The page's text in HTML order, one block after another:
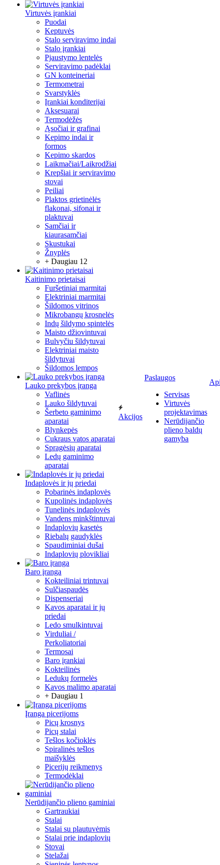
Virtuvės įrankiai
Puodai
Keptuvės
Stalo serviravimo indai
Stalo įrankiai
Pjaustymo lentelės
Serviravimo padėklai
GN konteineriai
Termometrai
Svarstyklės
Įrankiai konditerijai
Aksesuarai
Termodėžės
Ąsočiai ir grafinai
Kepimo indai ir
formos
Kepimo skardos
Laikmačiai/Laikrodžiai
Krepšiai ir serviravimo
stovai
Peiliai
Plaktos grietinėlės
flakonai, sifonai ir
plaktuvai
Samčiai ir
kiaurasamčiai
Skustukai
Žnyplės
+ Daugiau 12
Kaitinimo prietaisai
Furšetiniai marmitai
Elektriniai marmitai
Šildomos vitrinos
Mikrobangų krosnelės
Indų šildymo spintelės
Maisto džiovintuvai
Bulvyčiu šildytuvai
Elektriniai maisto
šildytuvai
Šildomos lempos
Lauko prekybos įranga
Vaflinės
Lauko šildytuvai
Šerbeto gaminimo
aparatai
Blynkepės
Cukraus vatos aparatai
Spragėsių aparatai
Ledų gaminimo
aparatai
Indaplovės ir jų priedai
Pobarinės indaplovės
Kupolinės indaplovės
Tunelinės indaplovės
Vandens minkštintuvai
Indaplovių kasetės
Riebalų gaudyklės
Spaudiminiai dušai
Indaplovių plovikliai
Baro įranga
Kokteiliniai trintuvai
Sulčiaspaudės
Dispenseriai
Kavos aparatai ir jų
priedai
Ledo smulkintuvai
Virduliai /
Perkoliatoriai
Termosai
Baro įrankiai
Kokteilinės
Ledukų formelės
Kavos malimo aparatai
+ Daugiau 1
Įranga picerijoms
Picų krosnys
Picų stalai
Tešlos kočioklės
Spiralinės tešlos
maišyklės
Picerijų reikmenys
Termodėklai
Nerūdijančio plieno gaminiai
Gartraukiai
Stalai
Stalai su plautuvėmis
Stalai prie indaplovių
Stovai
Stelažai
Akcijos
Paslaugos
Servisas
Virtuvės
projektavimas
Nerūdijančio
plieno baldų
gamyba